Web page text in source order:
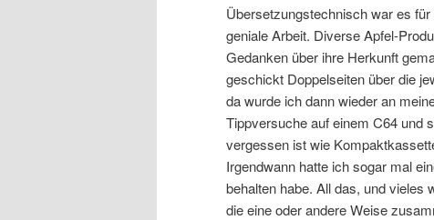
Übersetzungstechnisch war es
geniale Arbeit. Diverse Apfel-
Gedanken über ihre Herkunft
geschickt Doppelseiten über die
da wurde ich dann wieder an
Tippversuche auf einem C64 und
vergessen ist wie
Irgendwann hatte ich sogar mal
behalten habe. All das, und vieles
die eine oder andere Weise